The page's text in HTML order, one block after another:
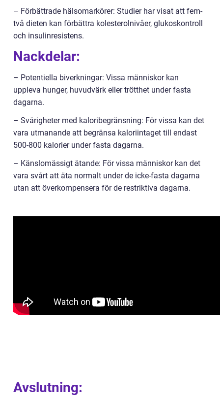
– Förbättrade hälsomarkörer: Studier har visat att fem-
två dieten kan förbättra kolesterolnivåer, glukoskontroll
och insulinresistens.
Nackdelar:
– Potentiella biverkningar: Vissa människor kan
uppleva hunger, huvudvärk eller trötthet under fasta
dagarna.
– Svårigheter med kaloribegränsning: För vissa kan det
vara utmanande att begränsa kaloriintaget till endast
500-800 kalorier under fasta dagarna.
– Känslomässigt ätande: För vissa människor kan det
vara svårt att äta normalt under de icke-fasta dagarna
utan att överkompensera för de restriktiva dagarna.
Avslutning: